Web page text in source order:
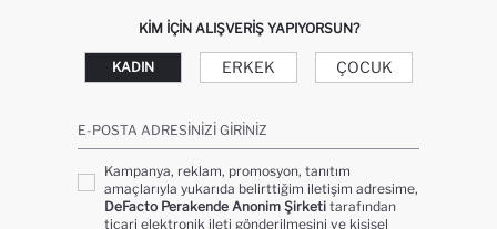
KIM IÇIN ALIŞVERIŞ YAPIYORSUN?
KADIN ERKEK ÇOCUK
E-POSTA ADRESINIZI GIRINIZ
Kampanya, reklam, promosyon, tanıtım
amaçlarıyla yukarıda belirttiğim iletişim adresime,
DeFacto Perakende Anonim Şirketi tarafından
ticari elektronik ileti gönderilmesini ve kişisel